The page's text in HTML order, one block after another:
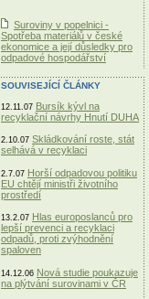
Suroviny v popelnici -
Spotřeba materiálů v české
ekonomice a její důsledky pro
odpadové hospodářství
SOUVISEJÍCÍ ČLÁNKY
12.11.07 Bursík kývl na
recyklační návrhy Hnutí DUHA
2.10.07 Skládkování roste, stát
selhává v recyklaci
2.7.07 Horší odpadovou politiku
EU chtějí ministři životního
prostředí
13.2.07 Hlas europoslanců pro
lepší prevenci a recyklaci
odpadů, proti zvýhodnění
spaloven
14.12.06 Nová studie poukazuje
na plýtvání surovinami v ČR